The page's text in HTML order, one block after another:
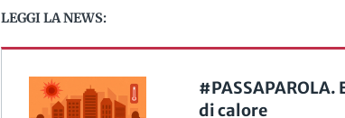
LEGGI LA NEWS:
di calore